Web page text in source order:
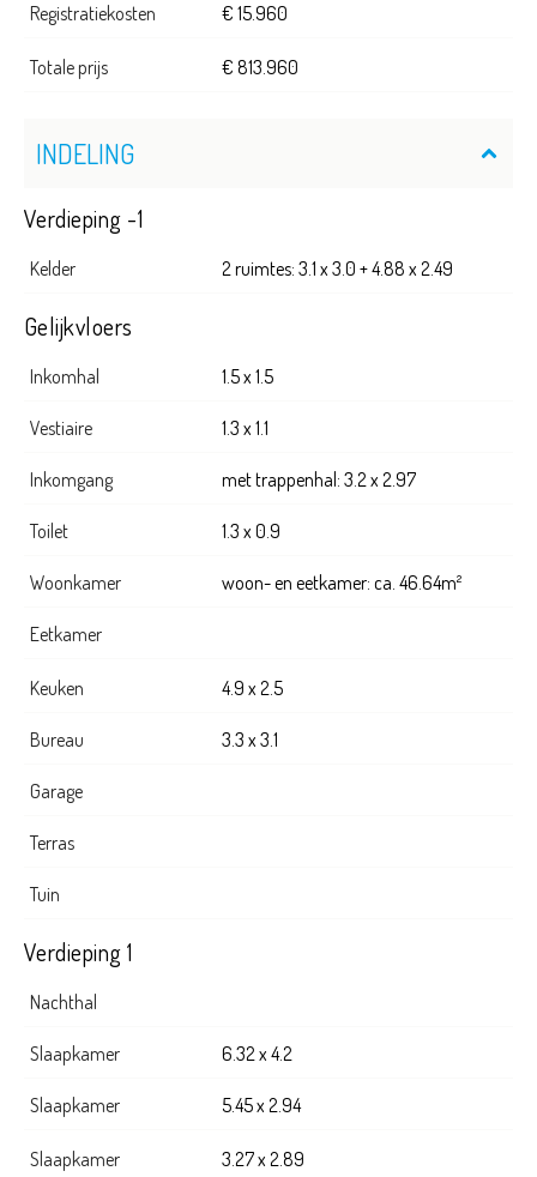
Registratiekosten € 15.960
Totale prijs € 813.960
INDELING
Verdieping -1
Kelder 2 ruimtes: 3.1 x 3.0 + 4.88 x 2.49
Gelijkvloers
Inkomhal 1.5 x 1.5
Vestiaire 1.3 x 1.1
Inkomgang met trappenhal: 3.2 x 2.97
Toilet 1.3 x 0.9
Woonkamer woon- en eetkamer: ca. 46.64m²
Eetkamer
Keuken 4.9 x 2.5
Bureau 3.3 x 3.1
Garage
Terras
Tuin
Verdieping 1
Nachthal
Slaapkamer 6.32 x 4.2
Slaapkamer 5.45 x 2.94
Slaapkamer 3.27 x 2.89